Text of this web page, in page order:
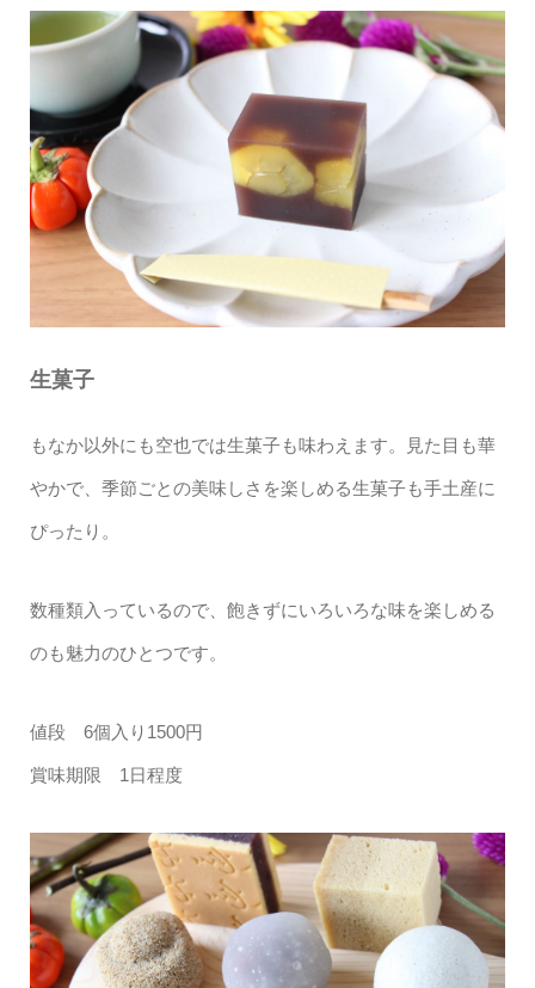
生菓子
もなか以外にも空也では生菓子も味わえます。見た目も華
やかで、季節ごとの美味しさを楽しめる生菓子も手土産に
ぴったり。
数種類入っているので、飽きずにいろいろな味を楽しめる
のも魅力のひとつです。
値段 6個入り1500円
賞味期限 1日程度